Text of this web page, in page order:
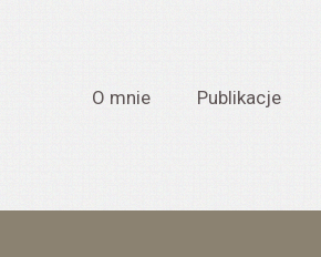
O mnie Publikacje